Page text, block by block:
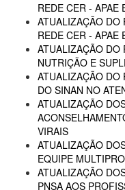
REDE CER - APAE
ATUALIZAÇÃO DO
REDE CER - APAE
ATUALIZAÇÃO DO
NUTRIÇÃO E
ATUALIZAÇÃO DO
DO SINAN NO
ATUALIZAÇÃO
VIRAIS
ATUALIZAÇÃO
EQUIPE
ATUALIZAÇÃO
PNSA AOS